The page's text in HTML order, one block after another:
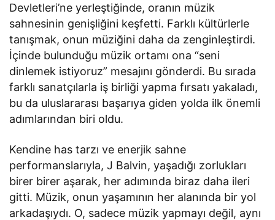
Devletleri’ne yerleştiğinde, oranın müzik
sahnesinin genişliğini keşfetti. Farklı kültürlerle
tanışmak, onun müziğini daha da zenginleştirdi.
İçinde bulunduğu müzik ortamı ona “seni
dinlemek istiyoruz” mesajını gönderdi. Bu sırada
farklı sanatçılarla iş birliği yapma fırsatı yakaladı,
bu da uluslararası başarıya giden yolda ilk önemli
adımlarından biri oldu.
Kendine has tarzı ve enerjik sahne
performanslarıyla, J Balvin, yaşadığı zorlukları
birer birer aşarak, her adımında biraz daha ileri
gitti. Müzik, onun yaşamının her alanında bir yol
arkadaşıydı. O, sadece müzik yapmayı değil, aynı